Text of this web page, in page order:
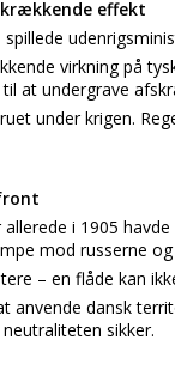
effekt
virkning på
at undergrave
under krigen.
i 1905
mod russerne
– en flåde kan
anvende dansk
sikker.